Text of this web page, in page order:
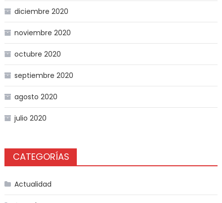
diciembre 2020
noviembre 2020
octubre 2020
septiembre 2020
agosto 2020
julio 2020
CATEGORÍAS
Actualidad